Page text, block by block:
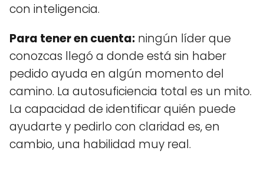
con inteligencia.
Para tener en cuenta: ningún líder que
conozcas llegó a donde está sin haber
pedido ayuda en algún momento del
camino. La autosuficiencia total es un mito.
La capacidad de identificar quién puede
ayudarte y pedirlo con claridad es, en
cambio, una habilidad muy real.